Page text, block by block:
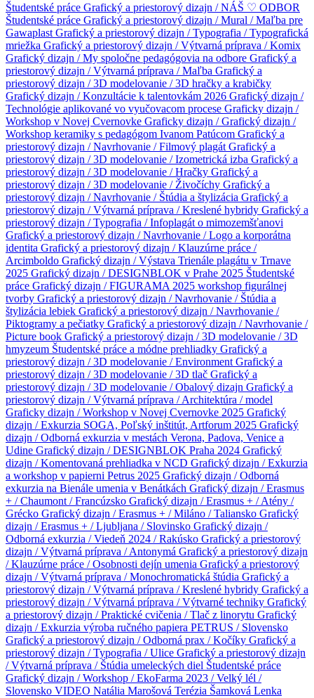
Študentské práce Grafický a priestorový dizajn / NÁŠ ♡ ODBOR
Študentské práce Grafický a priestorový dizajn / Mural / Maľba pre
Gawaplast Grafický a priestorový dizajn / Typografia / Typografická
mriežka Grafický a priestorový dizajn / Výtvarná príprava / Komix
Grafický dizajn / My spoločne pedagógovia na odbore Grafický a
priestorový dizajn / Výtvarná príprava / Maľba Grafický a
priestorový dizajn / 3D modelovanie / 3D hračky a krabičky
Grafický dizajn / Konzultácie k talentovkám 2026 Grafický dizajn /
Technológie aplikované vo vyučovacom procese Graficky dizajn /
Workshop v Novej Cvernovke Graficky dizajn /Grafický dizajn /
Workshop keramiky s pedagógom Ivanom Patúcom Grafický a
priestorový dizajn / Navrhovanie / Filmový plagát Grafický a
priestorový dizajn / 3D modelovanie / Izometrická izba Grafický a
priestorový dizajn / 3D modelovanie / Hračky Grafický a
priestorový dizajn / 3D modelovanie / Živočíchy Grafický a
priestorový dizajn / Navrhovanie / Štúdia a štylizácia Grafický a
priestorový dizajn / Výtvarná príprava / Kreslené hybridy Grafický a
priestorový dizajn / Typografia / Infoplagát o mimozemšťanovi
Grafický a priestorový dizajn / Navrhovanie / Logo a korporátna
identita Grafický a priestorový dizajn / Klauzúrne práce /
Arcimboldo Grafický dizajn / Výstava Trienále plagátu v Trnave
2025 Grafický dizajn / DESIGNBLOK v Prahe 2025 Študentské
práce Grafický dizajn / FIGURAMA 2025 workshop figurálnej
tvorby Grafický a priestorový dizajn / Navrhovanie / Štúdia a
štylizácia lebiek Grafický a priestorový dizajn / Navrhovanie /
Piktogramy a pečiatky Grafický a priestorový dizajn / Navrhovanie /
Picture book Grafický a priestorový dizajn / 3D modelovanie / 3D
hmyzeum Študentské práce a módne prehliadky Grafický a
priestorový dizajn / 3D modelovanie / Environment Grafický a
priestorový dizajn / 3D modelovanie / 3D tlač Grafický a
priestorový dizajn / 3D modelovanie / Obalový dizajn Grafický a
priestorový dizajn / Výtvarná príprava / Architektúra / model
Graficky dizajn / Workshop v Novej Cvernovke 2025 Grafický
dizajn / Exkurzia SOGA, Poľský inštitút, Artforum 2025 Grafický
dizajn / Odborná exkurzia v mestách Verona, Padova, Venice a
Udine Grafický dizajn / DESIGNBLOK Praha 2024 Grafický
dizajn / Komentovaná prehliadka v NCD Grafický dizajn / Exkurzia
a workshop v papierni Petrus 2025 Grafický dizajn / Odborná
exkurzia na Bienále umenia v Benátkách Grafický dizajn / Erasmus
+ / Chaumont / Francúzsko Grafický dizajn / Erasmus + / Atény /
Grécko Grafický dizajn / Erasmus + / Miláno / Taliansko Grafický
dizajn / Erasmus + / Ljubljana / Slovinsko Grafický dizajn /
Odborná exkurzia / Viedeň 2024 / Rakúsko Grafický a priestorový
dizajn / Výtvarná príprava / Antonymá Grafický a priestorový dizajn
/ Klauzúrne práce / Osobnosti dejín umenia Grafický a priestorový
dizajn / Výtvarná príprava / Monochromatická štúdia Grafický a
priestorový dizajn / Výtvarná príprava / Kreslené hybridy Grafický a
priestorový dizajn / Výtvarná príprava / Výtvarné techniky Grafický
a priestorový dizajn / Praktické cvičenia / Tlač z linorytu Grafický
dizajn / Exkurzia výroba ručného papiera PETRUS / Slovensko
Grafický a priestorový dizajn / Odborná prax / Kočíky Grafický a
priestorový dizajn / Typografia / Ulice Grafický a priestorový dizajn
/ Výtvarná príprava / Štúdia umeleckých diel Študentské práce
Grafický dizajn / Workshop / EkoFarma 2023 / Velký lél /
Slovensko VIDEO Natália Marošová Terézia Šamková Lenka